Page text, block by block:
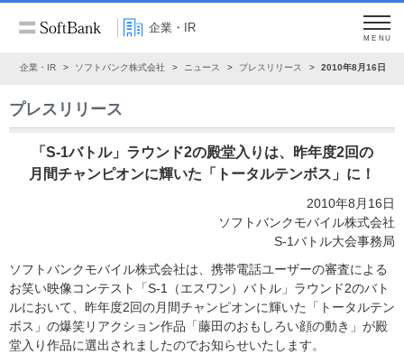
企業・IR
MENU
企業・IR ソフトバンク株式会社 ニュース プレスリリース 2010年8月16日
プレスリリース
「S-1バトル」ラウンド2の殿堂入りは、昨年度2回の
月間チャンピオンに輝いた「トータルテンボス」に！
2010年8月16日
ソフトバンクモバイル株式会社
S-1バトル大会事務局
ソフトバンクモバイル株式会社は、携帯電話ユーザーの審査による
お笑い映像コンテスト「S-1（エスワン）バトル」ラウンド2のバト
ルにおいて、昨年度2回の月間チャンピオンに輝いた「トータルテン
ボス」の爆笑リアクション作品「藤田のおもしろい顔の動き」が殿
堂入り作品に選出されましたのでお知らせいたします。